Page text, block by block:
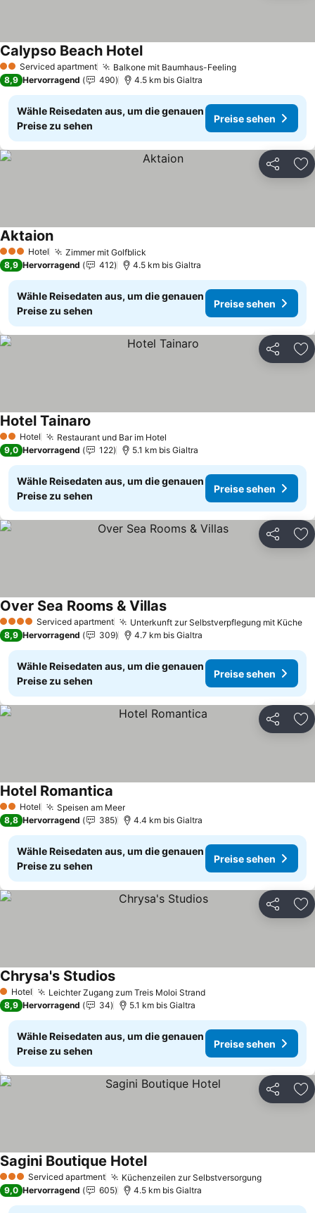
2 SterneServiced apartment Balkone mit Baumhaus-FeelingPreise sehen
Calypso Beach HotelPreise sehen
8,9 Hervorragend 490 4.5 km bis Gialtra
Wähle Reisedaten aus, um die genauen
Preise zu sehen
Preise sehen
Teilen
3 SterneHotel Zimmer mit Golfblick
AktaionPreise sehen
8,9 Hervorragend 412 4.5 km bis Gialtra
Wähle Reisedaten aus, um die genauen
Preise zu sehen
Preise sehen
Teilen
2 Sterne
Hotel Restaurant und Bar im Hotel
Hotel Tainaro
9,0 Hervorragend 122 5.1 km bis Gialtra
Wähle Reisedaten aus, um die genauen
Preise zu sehen
Preise sehen
Teilen
4 Sterne Serviced apartment Unterkunft zur Selbstverpflegung mit Küche
Over Sea Rooms & VillasPreise sehen
8,9 Hervorragend 309 4.7 km bis Gialtra
Wähle Reisedaten aus, um die genauen
Preise zu sehen
Preise sehen
Teilen
2 Sterne
Hotel Speisen am MeerPreise sehen
Hotel Romantica
8,8 Hervorragend 385 4.4 km bis Gialtra
Wähle Reisedaten aus, um die genauen
Preise zu sehen
Preise sehen
Teilen
1 Sterne
Hotel Leichter Zugang zum Treis Moloi StrandPreise sehen
Chrysa's StudiosPreise sehen
8,9 Hervorragend 34 5.1 km bis Gialtra
Wähle Reisedaten aus, um die genauen
Preise zu sehen
Preise sehen
Teilen
3 SterneServiced apartment Küchenzeilen zur SelbstversorgungPreise
Sagini Boutique HotelPreise sehen
9,0 Hervorragend 605 4.5 km bis Gialtra